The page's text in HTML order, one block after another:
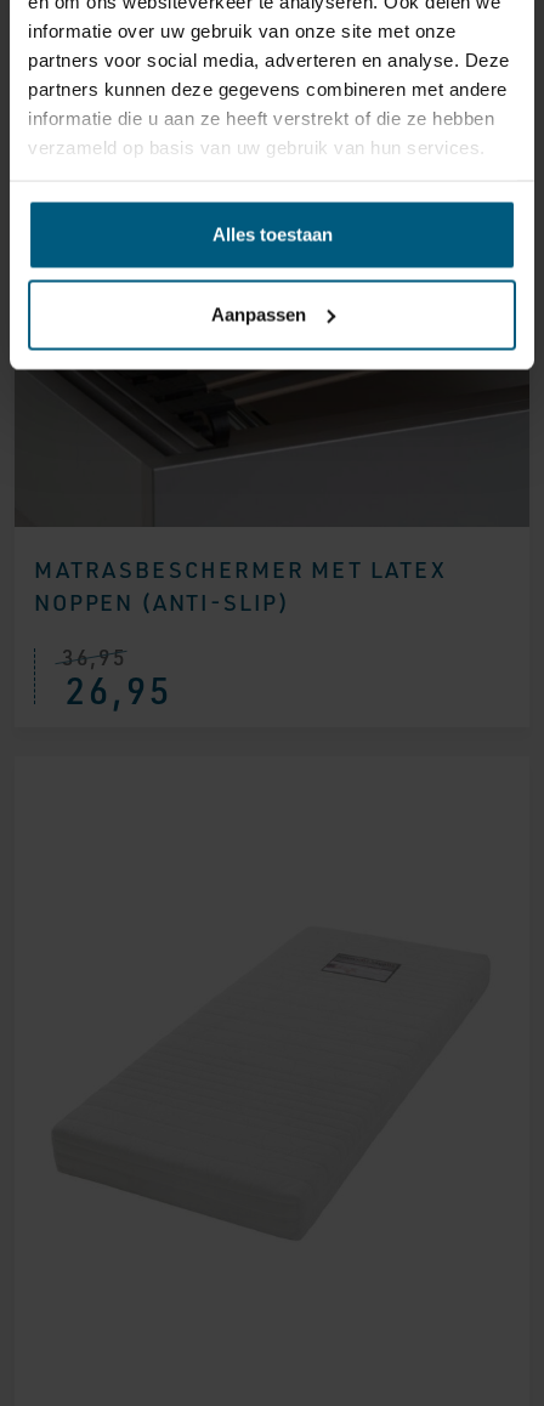
informatie over uw gebruik van onze site met onze
partners voor social media, adverteren en analyse. Deze
partners kunnen deze gegevens combineren met andere
informatie die u aan ze heeft verstrekt of die ze hebben
verzameld op basis van uw gebruik van hun services.
Alles toestaan
Aanpassen
VANAF:
MATRASBESCHERMER MET LATEX
NOPPEN (ANTI-SLIP)
36,95
26,95